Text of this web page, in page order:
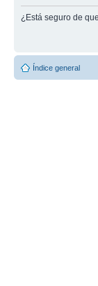
¿Está seguro de
Índice general